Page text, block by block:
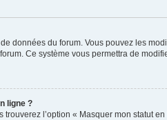
données du forum. Vous pouvez les
Ce système vous permettra de
ligne ?
l’option « Masquer mon statut